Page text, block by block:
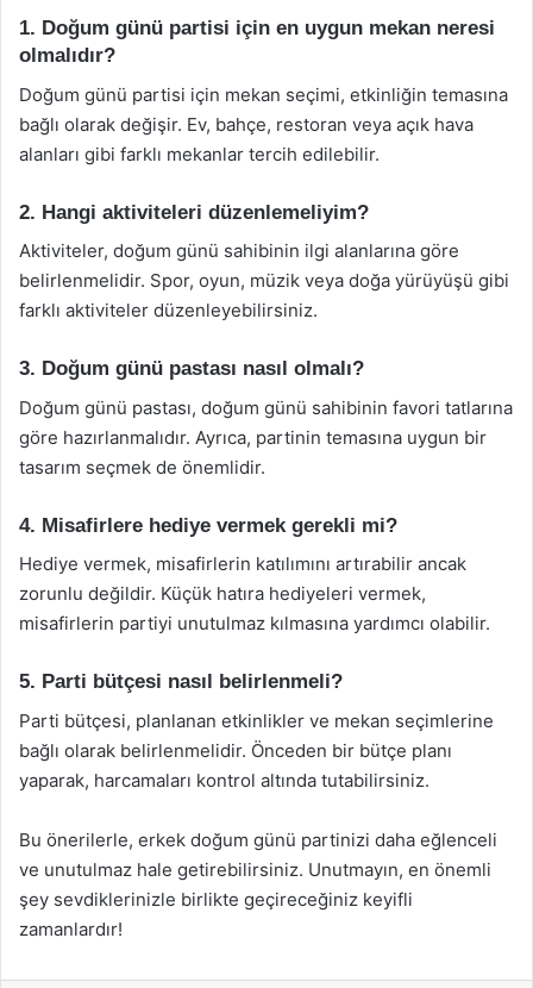
1. Doğum günü partisi için en uygun mekan neresi
olmalıdır?
Doğum günü partisi için mekan seçimi, etkinliğin temasına
bağlı olarak değişir. Ev, bahçe, restoran veya açık hava
alanları gibi farklı mekanlar tercih edilebilir.
2. Hangi aktiviteleri düzenlemeliyim?
Aktiviteler, doğum günü sahibinin ilgi alanlarına göre
belirlenmelidir. Spor, oyun, müzik veya doğa yürüyüşü gibi
farklı aktiviteler düzenleyebilirsiniz.
3. Doğum günü pastası nasıl olmalı?
Doğum günü pastası, doğum günü sahibinin favori tatlarına
göre hazırlanmalıdır. Ayrıca, partinin temasına uygun bir
tasarım seçmek de önemlidir.
4. Misafirlere hediye vermek gerekli mi?
Hediye vermek, misafirlerin katılımını artırabilir ancak
zorunlu değildir. Küçük hatıra hediyeleri vermek,
misafirlerin partiyi unutulmaz kılmasına yardımcı olabilir.
5. Parti bütçesi nasıl belirlenmeli?
Parti bütçesi, planlanan etkinlikler ve mekan seçimlerine
bağlı olarak belirlenmelidir. Önceden bir bütçe planı
yaparak, harcamaları kontrol altında tutabilirsiniz.
Bu önerilerle, erkek doğum günü partinizi daha eğlenceli
ve unutulmaz hale getirebilirsiniz. Unutmayın, en önemli
şey sevdiklerinizle birlikte geçireceğiniz keyifli
zamanlardır!